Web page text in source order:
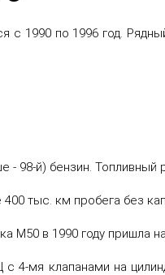
с 1990 по 1996 год.
98-й) бензин. Топливный
тыс. км пробега без
М50 в 1990 году пришла
с 4-мя клапанами на